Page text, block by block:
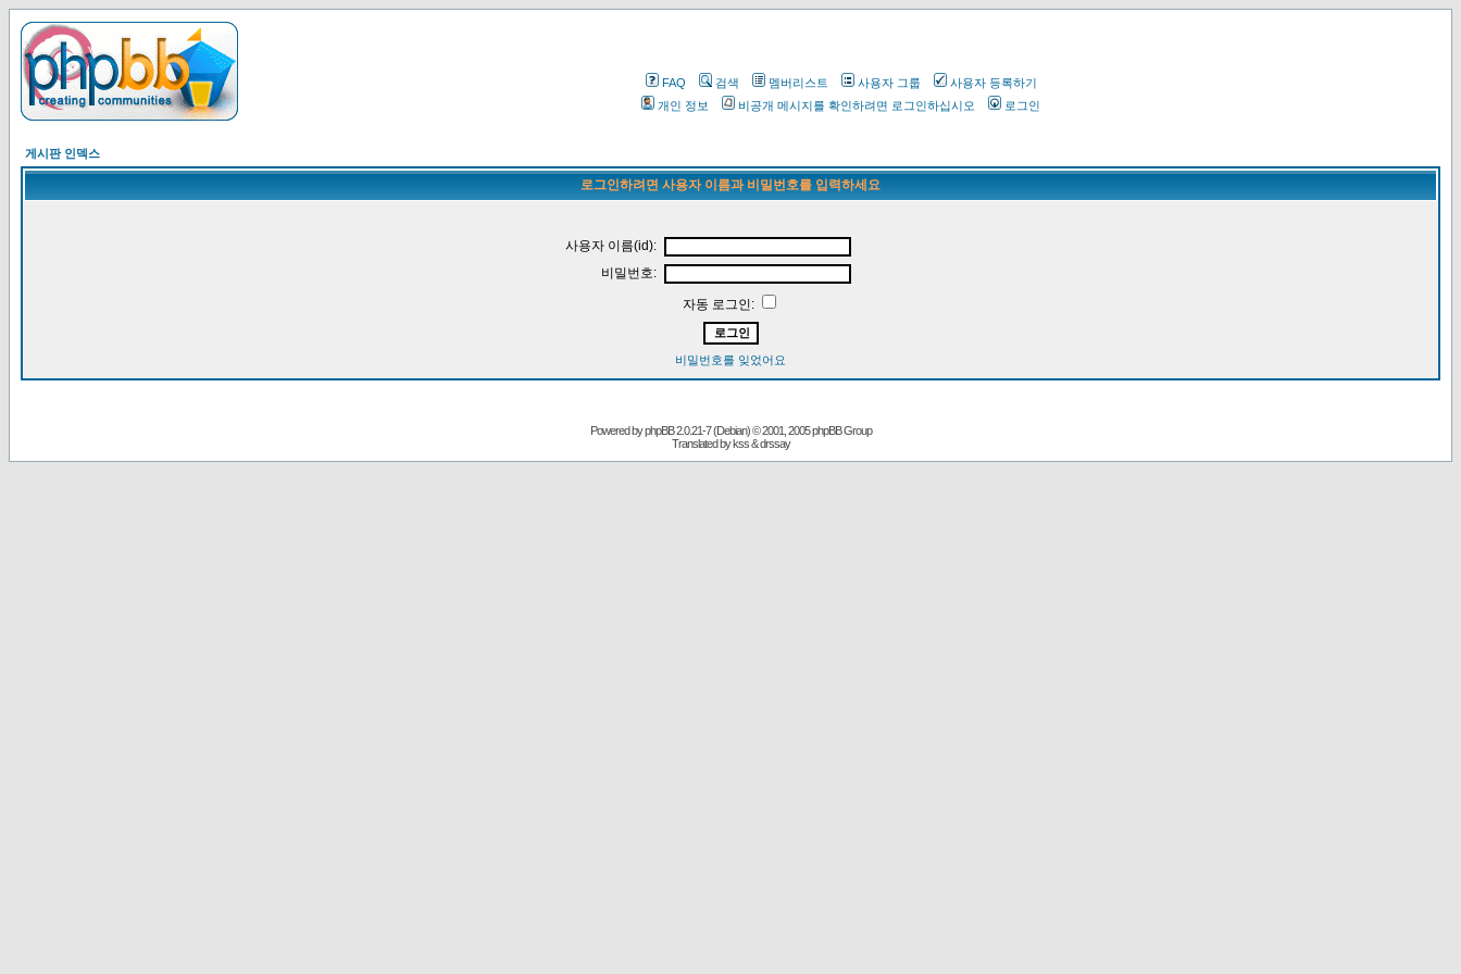
FAQ 검색 멤버리스트 사용자 그룹
사용자 등록하기
개인 정보
비공개 메시지를 확인하려면 로그인하십시오 로그인
게시판 인덱스
로그인하려면 사용자 이름과 비밀번호를 입력하세요
사용자 이름(id):
비밀번호:
자동 로그인:
비밀번호를 잊었어요
Powered byphpBB2.0.21-7 (Debian) © 2001, 2005 phpBB Group
Translated by kss & drssay